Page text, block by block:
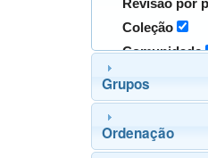
Coleção
Comunidade
Grupos
Ordenação